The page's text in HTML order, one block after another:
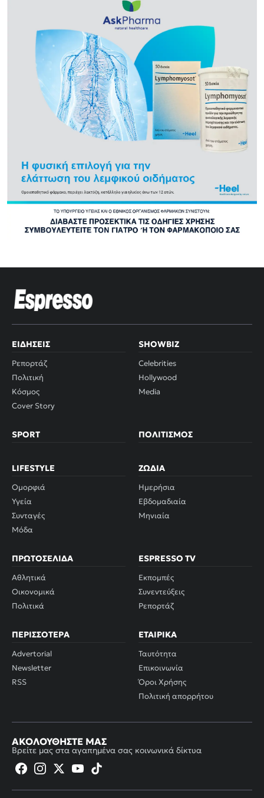
ΕΙΔΉΣΕΙΣ
Ρεπορτάζ
Πολιτική
Κόσμος
Cover Story
SHOWBIZ
Celebrities
Hollywood
Media
SPORT ΠΟΛΙΤΙΣΜΌΣ
LIFESTYLE
Ομορφιά
Υγεία
Συνταγές
Μόδα
ΖΏΔΙΑ
Ημερήσια
Εβδομαδιαία
Μηνιαία
ΠΡΩΤΟΣΈΛΙΔΑ
Αθλητικά
Οικονομικά
Πολιτικά
ESPRESSO TV
Εκπομπές
Συνεντεύξεις
Ρεπορτάζ
ΠΕΡΙΣΣΌΤΕΡΑ
Advertorial
Newsletter
RSS
ΕΤΑΙΡΙΚΆ
Ταυτότητα
Επικοινωνία
Όροι Χρήσης
Πολιτική απορρήτου
ΑΚΟΛΟΥΘΉΣΤΕ ΜΑΣ
Βρείτε μας στα αγαπημένα σας κοινωνικά δίκτυα